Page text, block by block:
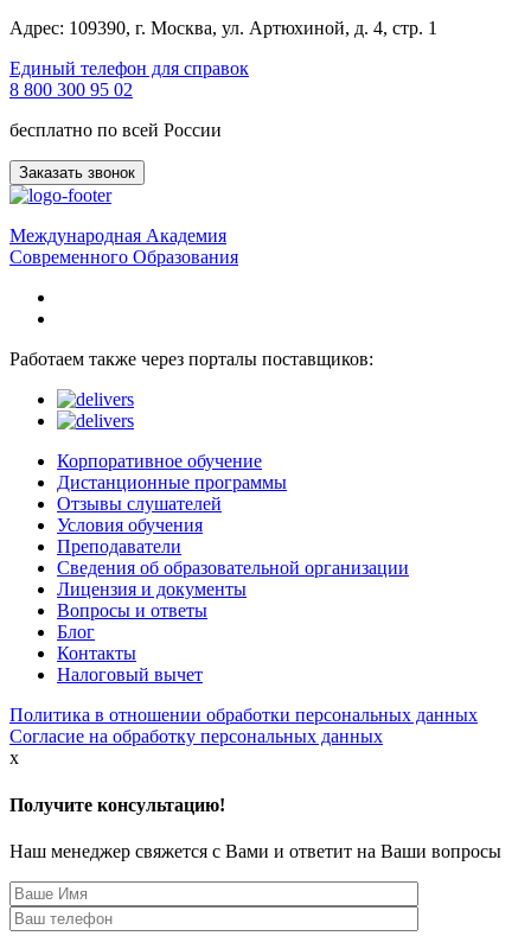
Адрес: 109390, г. Москва, ул. Артюхиной, д. 4, стр. 1
Единый телефон для справок
8 800 300 95 02
бесплатно по всей России
Заказать звонок
Международная Академия
Современного Образования
Работаем также через порталы поставщиков:
Корпоративное обучениe
Дистанционные программы
Отзывы слушателей
Условия обучения
Преподаватели
Сведения об образовательной организации
Лицензия и документы
Вопросы и ответы
Блог
Контакты
Налоговый вычет
Политика в отношении обработки персональных данных
Согласие на обработку персональных данных
x
Получите консультацию!
Наш менеджер свяжется с Вами и ответит на Ваши вопросы